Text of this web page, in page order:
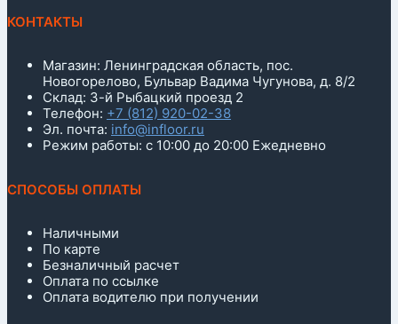
КОНТАКТЫ
Магазин: Ленинградская область, пос.
Новогорелово, Бульвар Вадима Чугунова, д. 8/2
Склад: 3-й Рыбацкий проезд 2
Телефон: +7 (812) 920-02-38
Эл. почта: info@infloor.ru
Режим работы: с 10:00 до 20:00 Ежедневно
СПОСОБЫ ОПЛАТЫ
Наличными
По карте
Безналичный расчет
Оплата по ссылке
Оплата водителю при получении